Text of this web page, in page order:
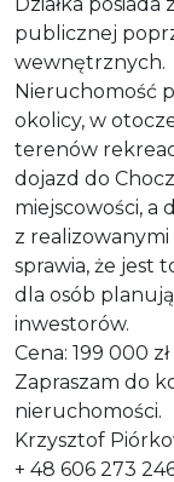
publicznej
wewnętrznych.
Nieruchomość
okolicy, w
terenów
dojazd do
miejscowości, a
z
sprawia, że jest
dla osób
inwestorów.
Cena: 199 000 zł
Zapraszam do
nieruchomości.
Krzysztof
+ 48 606 273